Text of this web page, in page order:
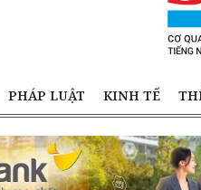
PHÁP LUẬT KINH TẾ